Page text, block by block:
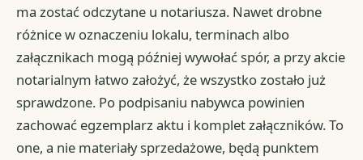
ma zostać odczytane u notariusza. Nawet drobne
różnice w oznaczeniu lokalu, terminach albo
załącznikach mogą później wywołać spór, a przy akcie
notarialnym łatwo założyć, że wszystko zostało już
sprawdzone. Po podpisaniu nabywca powinien
zachować egzemplarz aktu i komplet załączników. To
one, a nie materiały sprzedażowe, będą punktem